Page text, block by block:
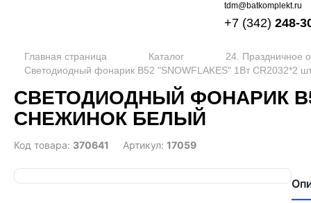
tdm@batkomplekt.ru
+7 (342) 248-
Главная страница Каталог
24. Праздничное
Светодиодный фонарик B52 "SNOWFLAKES" 1Вт CR2032*2
СВЕТОДИОДНЫЙ ФОНАРИК
СНЕЖИНОК БЕЛЫЙ
Код товара: 370641 Артикул: 17059